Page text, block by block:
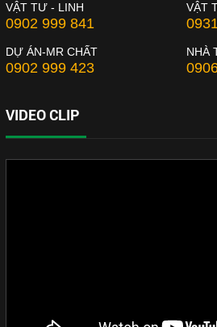
VẬT TƯ - LINH
0902 999 841
VẬT
DỰ ÁN-MR CHẤT
0902 999 423
NHÀ
VIDEO CLIP